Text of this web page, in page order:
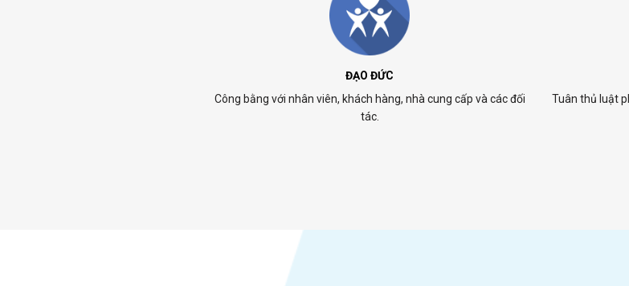
ĐẠO ĐỨC
Công bằng với nhân viên, khách hàng, nhà cung cấp và các đối
tác.
Tuân thủ luật